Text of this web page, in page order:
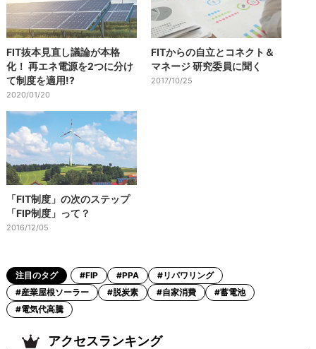
FIT抜本見直し議論が本格
化！ 再エネ電源を2つに分け
て制度を適用!?
2020/01/20
FITからの自立とコネクト＆
マネージ 研究委員に聞く
2017/10/25
「FIT制度」の次のステップ
「FIP制度」って？
2016/12/05
注目のタグ #FIP #PPA
#リパワリング
#産業屋根ソーラー
#脱炭素 #自家消費
#蓄電池
#電気代高騰
アクセスランキング